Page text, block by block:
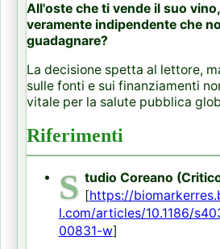
All'oste che ti vende il suo
veramente indipendente che
guadagnare?
La decisione spetta al lettore,
sulle fonti e sui finanziamenti
vitale per la salute pubblica
Riferimenti
S tudio Coreano
[https://
l.com/articles/10.1186/
00831-w]